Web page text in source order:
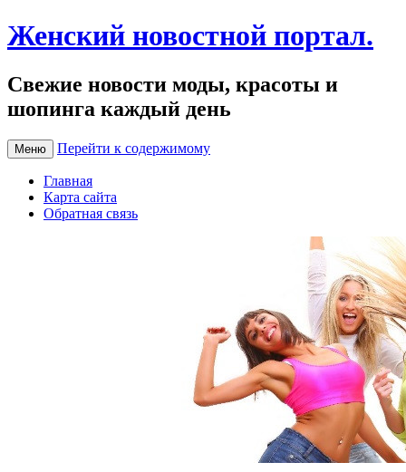
Женский новостной портал.
Свежие новости моды, красоты и
шопинга каждый день
Меню Перейти к содержимому
Главная
Карта сайта
Обратная связь